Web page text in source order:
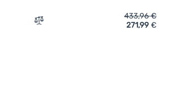
Vergleichen
433,96€
271,99 €